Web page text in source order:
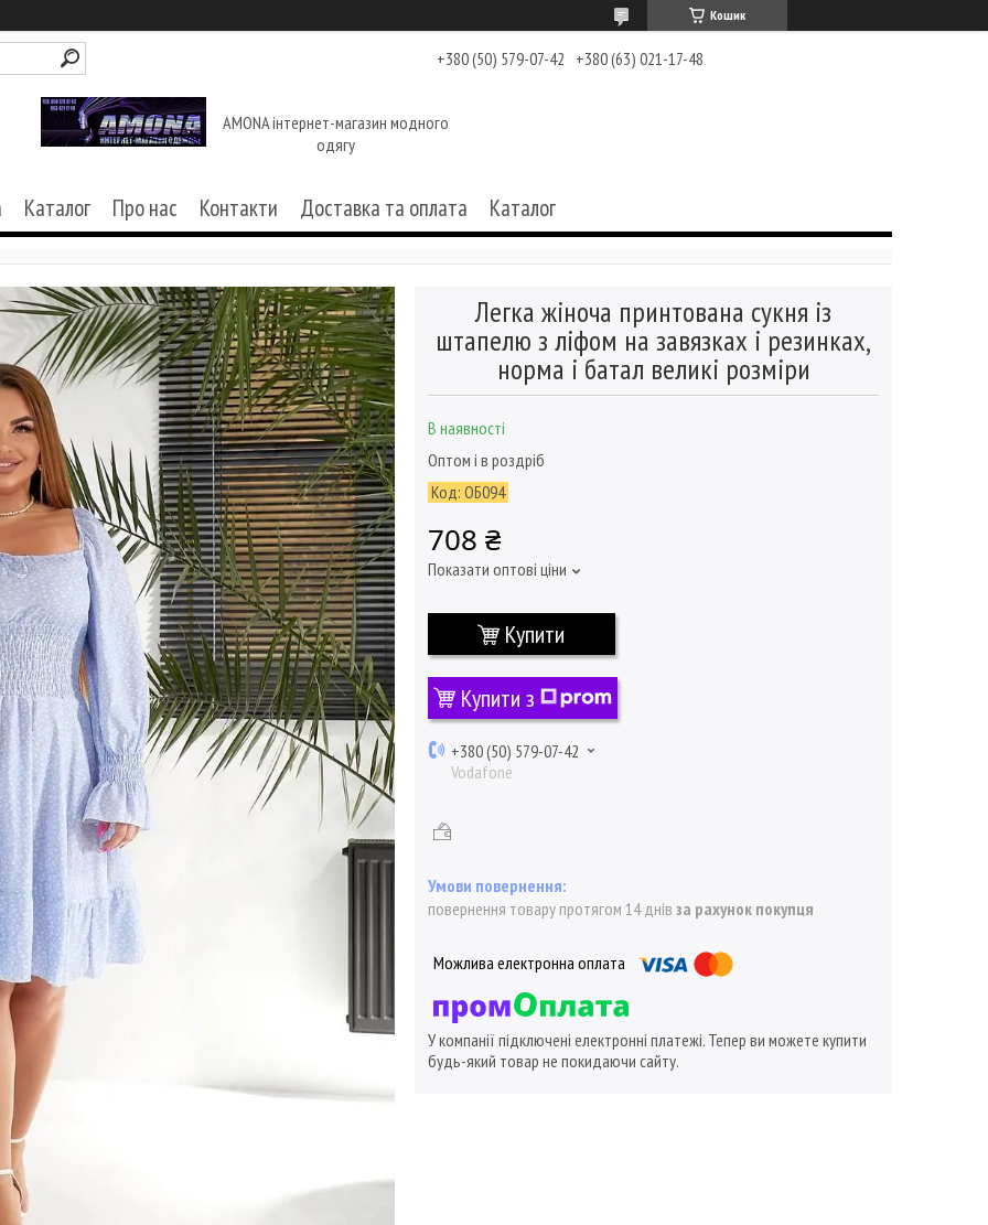
Кошик
+380 (50) 579-07-42 +380 (63) 021-17-48
AMONA інтернет-магазин модного
одягу
Каталог Про нас Контакти Доставка та оплата Каталог
Легка жіноча принтована сукня із
штапелю з ліфом на завязках і резинках,
норма і батал великі розміри
В наявності
Оптом і в роздріб
Код: ОБ094
708 ₴
Показати оптові ціни
Купити
Купити з
+380 (50) 579-07-42
Vodafone
повернення товару протягом 14 днів за рахунок покупця
У компанії підключені електронні платежі. Тепер ви можете купити
будь-який товар не покидаючи сайту.